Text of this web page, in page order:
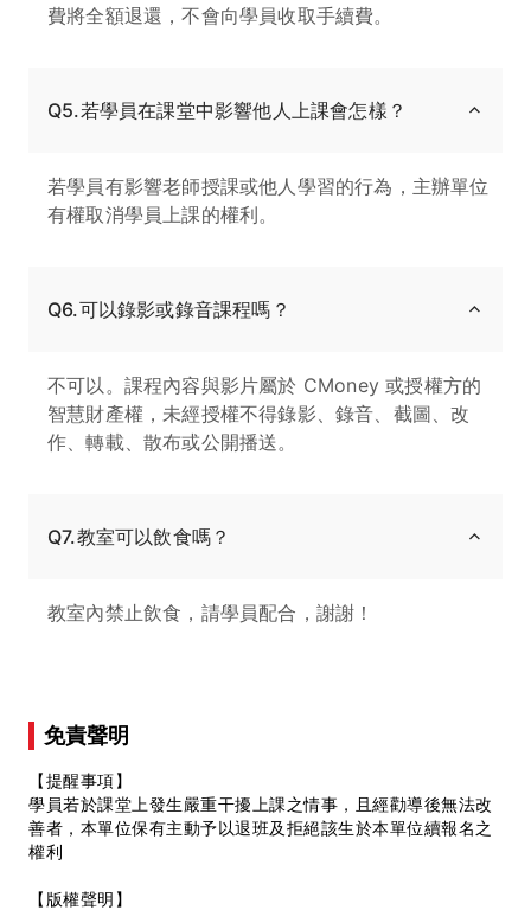
費將全額退還，不會向學員收取手續費。
Q5.若學員在課堂中影響他人上課會怎樣？
若學員有影響老師授課或他人學習的行為，主辦單位
有權取消學員上課的權利。
Q6.可以錄影或錄音課程嗎？
不可以。課程內容與影片屬於 CMoney 或授權方的
智慧財產權，未經授權不得錄影、錄音、截圖、改
作、轉載、散布或公開播送。
Q7.教室可以飲食嗎？
教室內禁止飲食，請學員配合，謝謝！
免責聲明
【提醒事項】
學員若於課堂上發生嚴重干擾上課之情事，且經勸導後無法改
善者，本單位保有主動予以退班及拒絕該生於本單位續報名之
權利
【版權聲明】